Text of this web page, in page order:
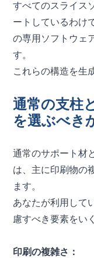
すべてのスライス
ートしているわけ
の専用ソフトウェ
す。
これらの構造を生
通常の支柱
を選ぶべき
通常のサポート材
は、主に印刷物の
ます。
あなたが利用して
慮すべき要素をい
印刷の複雑さ：